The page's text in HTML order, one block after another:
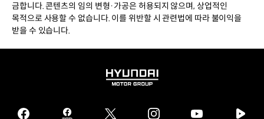
금합니다. 콘텐츠의 임의 변형·가공은 허용되지 않으며, 상업적인
목적으로 사용할 수 없습니다. 이를 위반할 시 관련법에 따라 불이익을
받을 수 있습니다.
HYUNDAI
GROUP